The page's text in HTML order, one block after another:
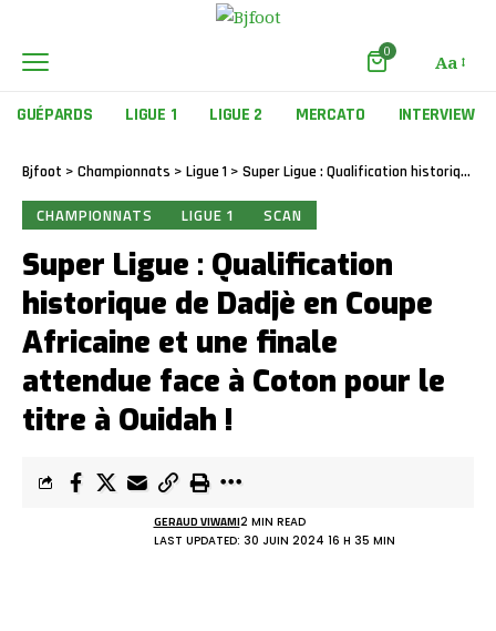
0 Aa
GUÉPARDS LIGUE 1 LIGUE 2 MERCATO INTERVIEW
Bjfoot > Championnats > Ligue 1 > Super Ligue : Qualification historique de Dadjè en Coupe Africaine et une finale attendue face à Coton pour le titre à Ouidah !
CHAMPIONNATS LIGUE 1 SCAN
Super Ligue : Qualification
historique de Dadjè en Coupe
Africaine et une finale
attendue face à Coton pour le
titre à Ouidah !
LAST UPDATED: 30 JUIN 2024 16 H 35 MIN
GERAUD VIWAMI2 MIN READ